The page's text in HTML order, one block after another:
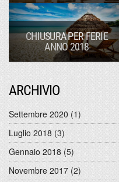
CHIUSURA PER FERIE
ANNO 2018
ARCHIVIO
Settembre 2020 (1)
Luglio 2018 (3)
Gennaio 2018 (5)
Novembre 2017 (2)